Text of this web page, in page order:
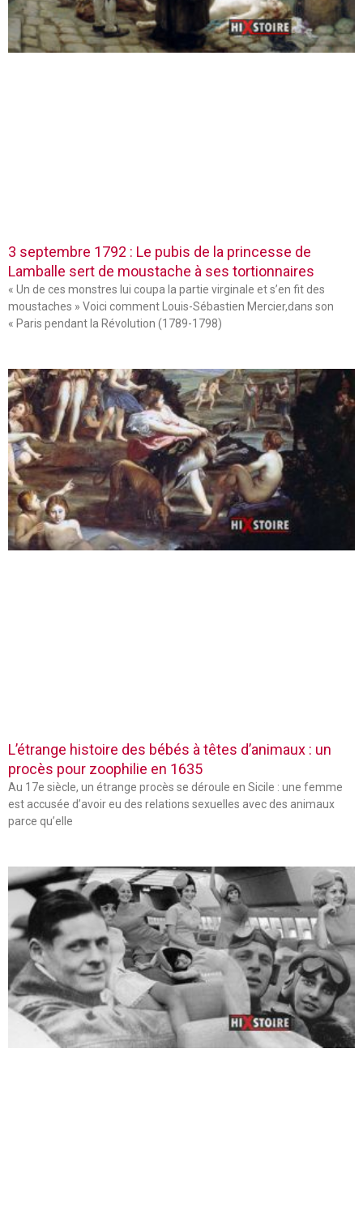
3 septembre 1792 : Le pubis de la princesse de
Lamballe sert de moustache à ses tortionnaires
« Un de ces monstres lui coupa la partie virginale et s’en fit des
moustaches » Voici comment Louis-Sébastien Mercier,dans son
« Paris pendant la Révolution (1789-1798)
L’étrange histoire des bébés à têtes d’animaux : un
procès pour zoophilie en 1635
Au 17e siècle, un étrange procès se déroule en Sicile : une femme
est accusée d’avoir eu des relations sexuelles avec des animaux
parce qu’elle